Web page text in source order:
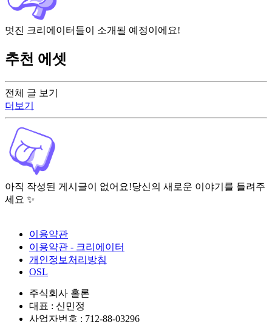
전체 글 보기
더보기
아직 작성된 게시글이 없어요!당신의 새로운 이야기를 들려주
세요 ✨
멋진 크리에이터들이 소개될 예정이에요!
추천 에셋
이용약관
이용약관 - 크리에이터
개인정보처리방침
OSL
주식회사 홀론
대표 : 신민정
사업자번호 : 712-88-03296